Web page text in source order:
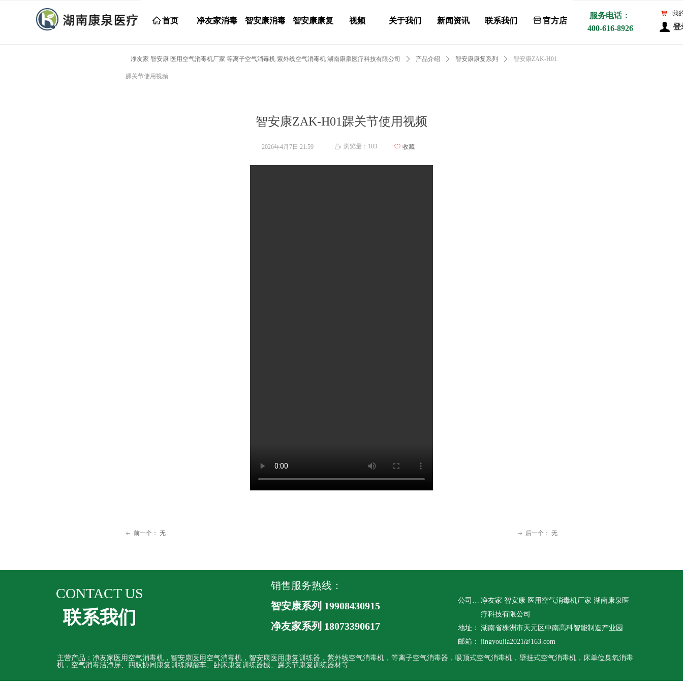
ꀇ 首页 净友家消毒 智安康消毒 智安康康复 视频 关于我们 新闻资讯 联系我们 ꀰ 官方店
登
服务电话：
400-616-8926
낙 我
智安康ZAK-H01踝关节使用视频
净友家 智安康 医用空气消毒机厂家 等离子空气消毒机 紫外线空气消毒机 湖南康泉医疗科技有限公司 ꄲ 产品介绍 ꄲ 智安康康复系列 ꄲ 智安康ZAK-H01
踝关节使用视频
2026年4月7日 21:59 ꄘ 浏览量： 103 ꄀ 收藏
ꂃ 前一个： 无 ꁹ 后一个： 无
销售服务热线：
智安康系列 19908430915
净友家系列 18073390617
CONTACT US
联系我们
公司名称： 净友家 智安康 医用空气消毒机厂家 湖南康泉医
疗科技有限公司
地址： 湖南省株洲市天元区中南高科智能制造产业园
邮箱： jingyoujia2021@163.com
主营产品：净友家医用空气消毒机，智安康医用空气消毒机，智安康医用康复训练器，紫外线空气消毒机，等离子空气消毒器，吸顶式空气消毒机，壁挂式空气消毒机，床单位臭氧消毒
机，空气消毒洁净屏、四肢协同康复训练脚踏车、卧床康复训练器械、踝关节康复训练器材等